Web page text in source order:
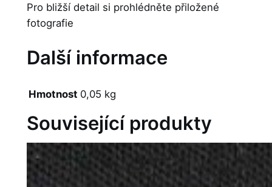
Pro bližší detail si prohlédněte přiložené
fotografie
Další informace
Hmotnost 0,05 kg
Související produkty